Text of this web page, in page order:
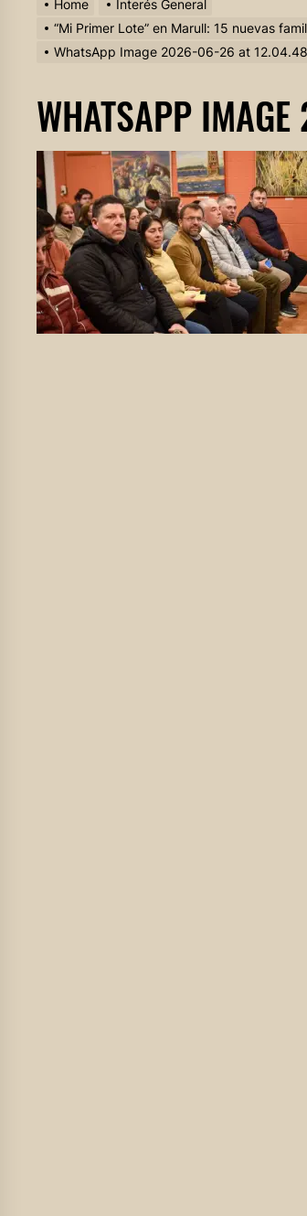
Home
Interés General
“Mi Primer Lote” en Marull: 15 nuevas
WhatsApp Image 2026-06-26 at 12.04.48
WHATSAPP